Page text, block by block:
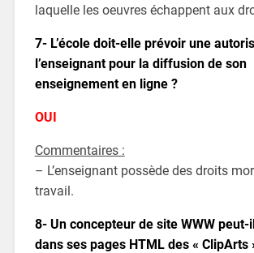
laquelle les oeuvres échappent aux
7- L’école doit-elle prévoir une
l’enseignant pour la diffusion de son
enseignement en ligne ?
OUI
Commentaires :
– L’enseignant possède des droits
travail.
8- Un concepteur de site WWW
dans ses pages HTML des « ClipArts